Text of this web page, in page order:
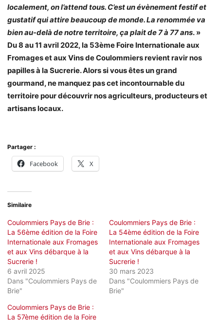
localement, on l’attend tous. C’est un évènement festif et
gustatif qui attire beaucoup de monde. La renommée va
bien au-delà de notre territoire, ça plait de 7 à 77 ans. »
Du 8 au 11 avril 2022, la 53ème Foire Internationale aux
Fromages et aux Vins de Coulommiers revient ravir nos
papilles à la Sucrerie. Alors si vous êtes un grand
gourmand, ne manquez pas cet incontournable du
territoire pour découvrir nos agriculteurs, producteurs et
artisans locaux.
Partager :
Facebook X
Similaire
Coulommiers Pays de Brie :
La 56ème édition de la Foire
Internationale aux Fromages
et aux Vins débarque à la
Sucrerie !
6 avril 2025
Dans "Coulommiers Pays de
Brie"
Coulommiers Pays de Brie :
La 54ème édition de la Foire
Internationale aux Fromages
et aux Vins débarque à la
Sucrerie !
30 mars 2023
Dans "Coulommiers Pays de
Brie"
Coulommiers Pays de Brie :
La 57ème édition de la Foire